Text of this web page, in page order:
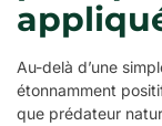
Au-delà d’une
étonnamment
que prédateur